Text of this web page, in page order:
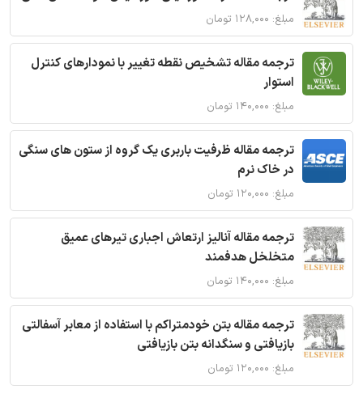
مبلغ: ۱۲۸,۰۰۰ تومان
ترجمه مقاله تشخیص نقطه تغییر با نمودارهای کنترل
استوار
مبلغ: ۱۴۰,۰۰۰ تومان
ترجمه مقاله ظرفیت باربری یک گروه از ستون های سنگی
در خاک نرم
مبلغ: ۱۲۰,۰۰۰ تومان
ترجمه مقاله آنالیز ارتعاش اجباری تیرهای عمیق
متخلخل هدفمند
مبلغ: ۱۴۰,۰۰۰ تومان
ترجمه مقاله بتن خودمتراکم با استفاده از معابر آسفالتی
بازیافتی و سنگدانه بتن بازیافتی
مبلغ: ۱۲۰,۰۰۰ تومان